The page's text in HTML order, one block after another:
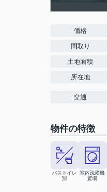
価格
間取り
土地面積
所在地
交通
物件の特徴
バストイレ
別
室内洗濯機
置場